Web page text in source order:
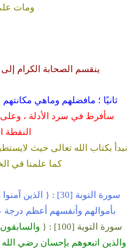
ومات
ينقسم الصحابة الكرام
ثانيًا ؛ مافضلهم وماهي مكانتهم
سأفرط في سرد الأدلة ، وعلى
النقطة
نبدأ بكتاب الله تعالى حيث
كما علمنا في
سورة التوبة [30] :
{ الذين
بأموالهم وأنفسهم أعظم درجة
سورة التوبة [100] : {
والذين اتبعوهم بإحسان رضي